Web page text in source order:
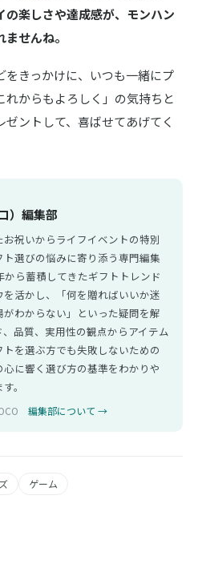
の楽しさや達成感が、モンハン
せんね。
きっかけに、いつも一緒にプ
れからもよろしく」の気持ちと
ントして、喜ばせてあげてく
）編集部
祝いからライフイベントの特別
選びの悩みに寄り添う専門編集
から蓄積してきたギフトトレンド
活かし、「何を贈ればいいか迷
がわからない」といった疑問を解
品質、実用性の観点からアイテム
を選ぶ方でも失敗しないための
に響く選び方の基準をわかりや
。
編集部について →
ゲーム